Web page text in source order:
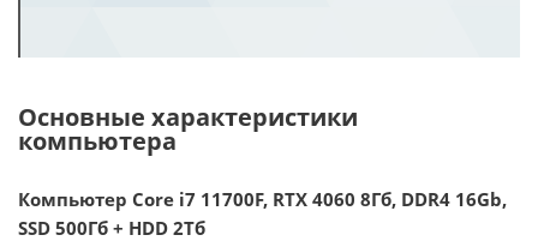
Основные характеристики
компьютера
Компьютер Core i7 11700F, RTX 4060 8Гб, DDR4 16Gb,
SSD 500Гб + HDD 2Тб